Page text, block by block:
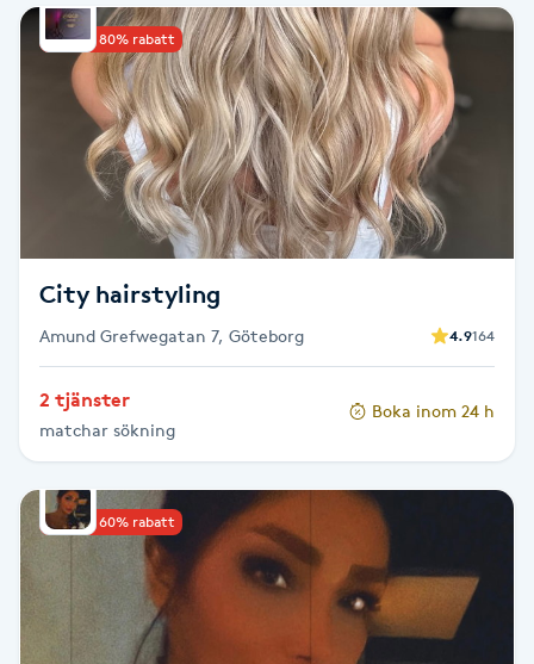
Extensions borttagning
Eyeliner-tatuering
Face framing
Faceliftmassage
Fet hårbotten
Fibromassage
Fillers
Fotmassage
Fotsvamp
Upp till 80% rabatt
City hairstyling
Amund Grefwegatan 7, Göteborg 4.9164
2 tjänster
matchar sökning
Boka inom 24 h
Upp till 60% rabatt